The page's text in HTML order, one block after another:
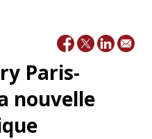
Paris-
nouvelle